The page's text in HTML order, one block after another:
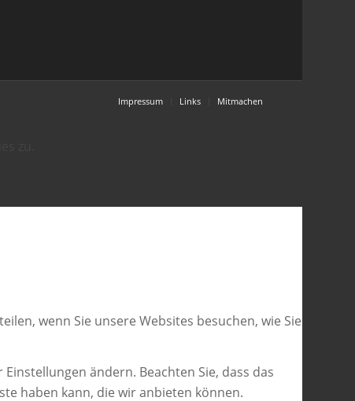
Impressum Links Mitmachen
wenn Sie unsere Websites besuchen, wie Sie
ändern. Beachten Sie, dass das
haben kann, die wir anbieten können.